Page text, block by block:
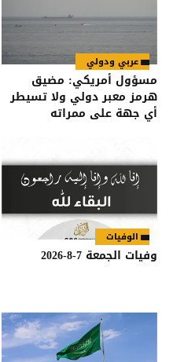
عربي ودولي
مسؤول أمريكي: مضيق
هرمز معبر دولي ولا تسيطر
أي جهة على ممراته
الوفيات
وفيات الجمعة 7-8-2026